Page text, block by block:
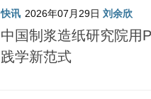
快讯 2026年07月29日 刘余欣
中国制浆造纸研究院用
践学新范式